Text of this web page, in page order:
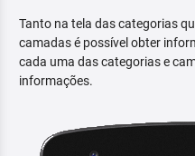
Tanto na tela das categorias
camadas é possível obter
cada uma das categorias e
informações.